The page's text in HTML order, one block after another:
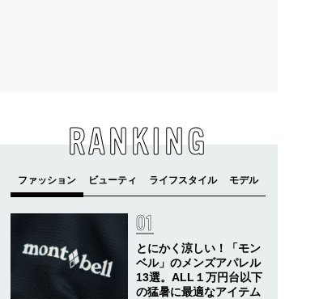
RANKING
とにかく涼しい！「モン
ベル」のメンズアパレル
13選。ALL１万円台以下
の猛暑に最適なアイテム